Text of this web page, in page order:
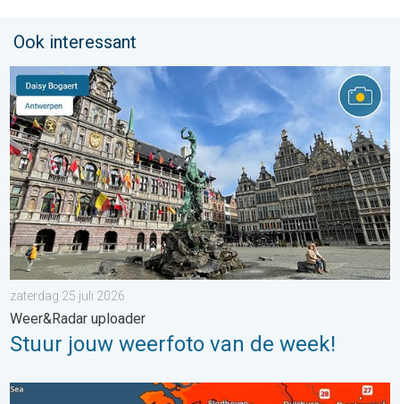
Ook interessant
Stuur jouw weerfoto van de week!. Weer&Radar uploader. . .
zaterdag 25 juli 2026
Weer&Radar uploader
Stuur jouw weerfoto van de week!
Zaterdag warmste dag van de week. Bijna overal zomers